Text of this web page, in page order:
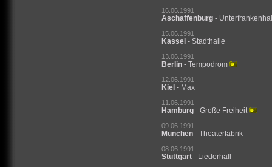
16.06.1991
Aschaffenburg -
15.06.1991
Kassel - Stadthalle
13.06.1991
Berlin - Tempodrom
12.06.1991
Kiel - Max
11.06.1991
Hamburg - Große Freiheit
09.06.1991
München - Theaterfabrik
08.06.1991
Stuttgart - Liederhall